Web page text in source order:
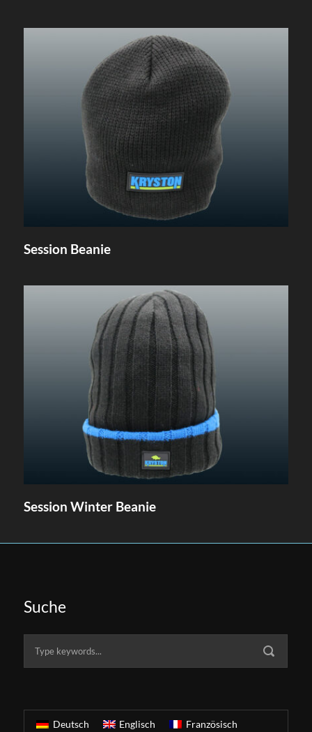
Session Beanie
Session Winter Beanie
Suche
Deutsch Englisch Französisch